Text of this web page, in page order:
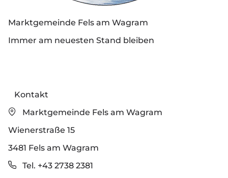
Marktgemeinde Fels am Wagram
Immer am neuesten Stand bleiben
Kontakt
Marktgemeinde Fels am Wagram
Wienerstraße 15
3481 Fels am Wagram
Tel. +43 2738 2381